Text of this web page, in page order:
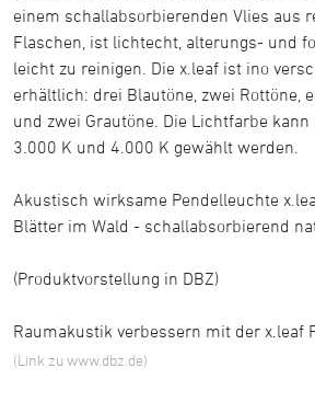
einem schallabsorbierenden Vlies aus
Flaschen, ist lichtecht, alterungs- und
leicht zu reinigen. Die x.leaf ist ino
erhältlich: drei Blautöne, zwei Rottöne,
und zwei Grautöne. Die Lichtfarbe kann
3.000 K und 4.000 K gewählt werden.
Akustisch wirksame Pendelleuchte
Blätter im Wald - schallabsorbierend
(Produktvorstellung in DBZ)
Raumakustik verbessern mit der x.leaf
(Link zu www.dbz.de)